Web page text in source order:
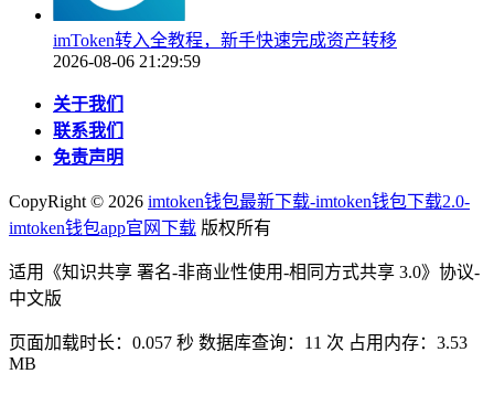
imToken转入全教程，新手快速完成资产转移
2026-08-06 21:29:59
关于我们
联系我们
免责声明
CopyRight © 2026 imtoken钱包最新下载-imtoken钱包下载2.0-
imtoken钱包app官网下载 版权所有
适用《知识共享 署名-非商业性使用-相同方式共享 3.0》协议-
中文版
页面加载时长：0.057 秒 数据库查询：11 次 占用内存：3.53
MB